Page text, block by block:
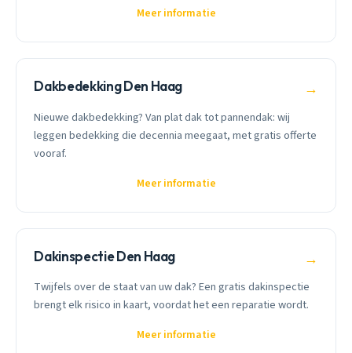
Meer informatie
Dakbedekking Den Haag →
Nieuwe dakbedekking? Van plat dak tot pannendak: wij
leggen bedekking die decennia meegaat, met gratis offerte
vooraf.
Meer informatie
Dakinspectie Den Haag →
Twijfels over de staat van uw dak? Een gratis dakinspectie
brengt elk risico in kaart, voordat het een reparatie wordt.
Meer informatie